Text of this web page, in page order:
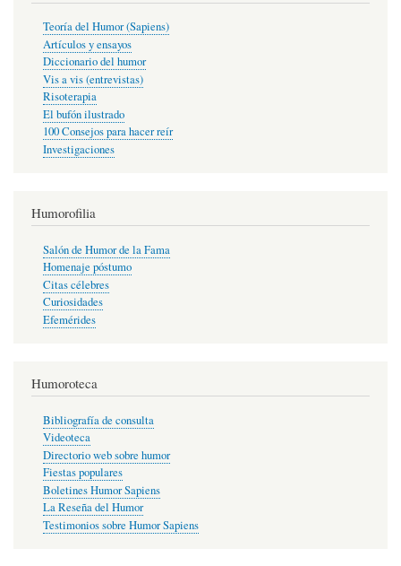
Teoría del Humor (Sapiens)
Artículos y ensayos
Diccionario del humor
Vis a vis (entrevistas)
Risoterapia
El bufón ilustrado
100 Consejos para hacer reír
Investigaciones
Humorofilia
Salón de Humor de la Fama
Homenaje póstumo
Citas célebres
Curiosidades
Efemérides
Humoroteca
Bibliografía de consulta
Videoteca
Directorio web sobre humor
Fiestas populares
Boletines Humor Sapiens
La Reseña del Humor
Testimonios sobre Humor Sapiens